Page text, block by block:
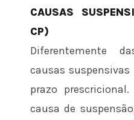
CAUSAS
CP)
Diferentemente
causas
prazo
causa de